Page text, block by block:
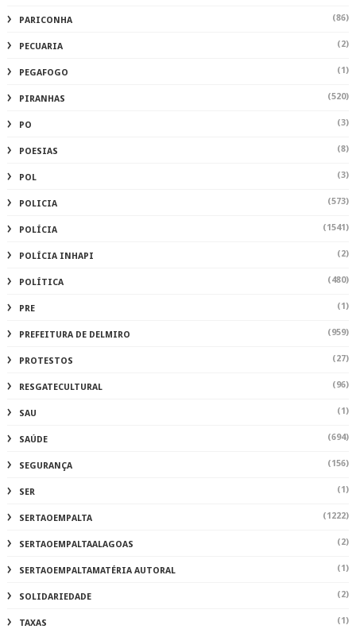
PARICONHA (86)
PECUARIA (2)
PEGAFOGO (1)
PIRANHAS (520)
PO (3)
POESIAS (8)
POL (3)
POLICIA (573)
POLÍCIA (1541)
POLÍCIA INHAPI (2)
POLÍTICA (480)
PRE (1)
PREFEITURA DE DELMIRO (959)
PROTESTOS (27)
RESGATECULTURAL (96)
SAU (1)
SAÚDE (694)
SEGURANÇA (156)
SER (1)
SERTAOEMPALTA (1222)
SERTAOEMPALTAALAGOAS (2)
SERTAOEMPALTAMATÉRIA AUTORAL (1)
SOLIDARIEDADE (2)
TAXAS (1)